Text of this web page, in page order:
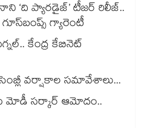
నాని ‘ది ప్యారడైజ్‌‌’ టీజర్ రిలీజ్..
గ్యారెంటీ
కేంద్ర కేబినెట్
వర్షాకాల సమావేశాలు...
మోడీ సర్కార్ ఆమోదం..